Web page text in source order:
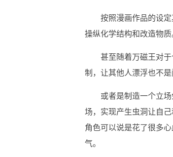
按照漫画作品的设
操纵化学结构和改造物质
甚至随着万磁王对
制，让其他人漂浮也不是
或者是制造一个立
场，实现产生虫洞让自
角色可以说是花了很多
气。